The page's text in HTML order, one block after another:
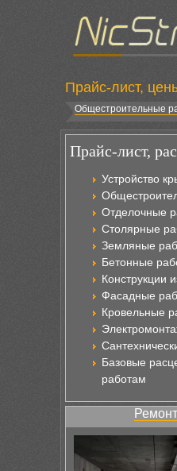
Прайс-лист,
Общестроительные
Прайс-лист,
Устройство
Отделочные
Столярные
Земляные
Бетонные
Конструкции
Фасадные
Кровельные
Базовые
работам